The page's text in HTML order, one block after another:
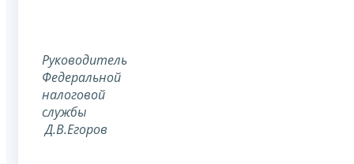
Руководитель
Федеральной
налоговой
службы
Д.В.Егоров